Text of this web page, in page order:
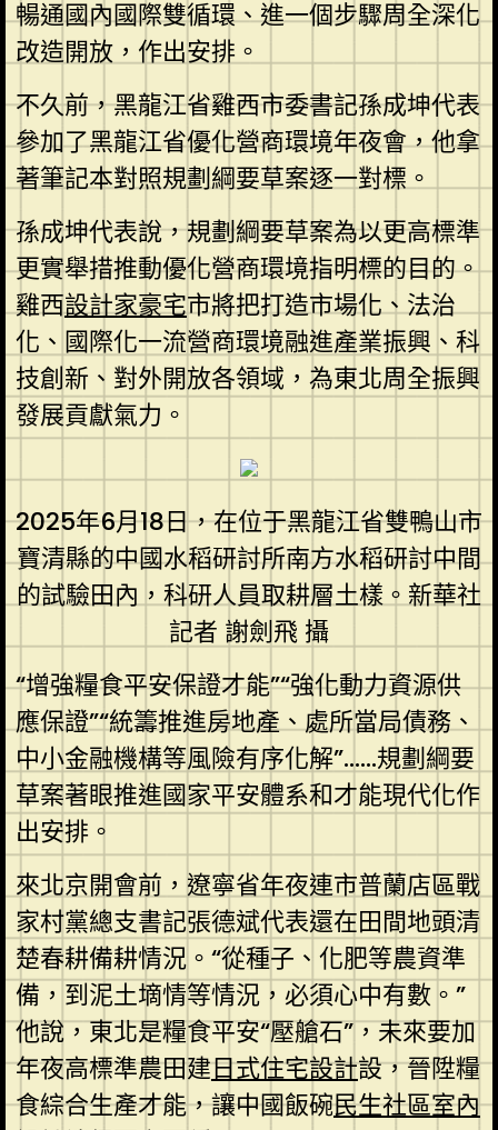
暢通國內國際雙循環、進一個步驟周全深化
改造開放，作出安排。
不久前，黑龍江省雞西市委書記孫成坤代表
參加了黑龍江省優化營商環境年夜會，他拿
著筆記本對照規劃綱要草案逐一對標。
孫成坤代表說，規劃綱要草案為以更高標準
更實舉措推動優化營商環境指明標的目的。
雞西設計家豪宅市將把打造市場化、法治
化、國際化一流營商環境融進產業振興、科
技創新、對外開放各領域，為東北周全振興
發展貢獻氣力。
2025年6月18日，在位于黑龍江省雙鴨山市
寶清縣的中國水稻研討所南方水稻研討中間
的試驗田內，科研人員取耕層土樣。新華社
記者 謝劍飛 攝
“增強糧食平安保證才能”“強化動力資源供
應保證”“統籌推進房地產、處所當局債務、
中小金融機構等風險有序化解”……規劃綱要
草案著眼推進國家平安體系和才能現代化作
出安排。
來北京開會前，遼寧省年夜連市普蘭店區戰
家村黨總支書記張德斌代表還在田間地頭清
楚春耕備耕情況。“從種子、化肥等農資準
備，到泥土墑情等情況，必須心中有數。”
他說，東北是糧食平安“壓艙石”，未來要加
年夜高標準農田建日式住宅設計設，晉陞糧
食綜合生產才能，讓中國飯碗民生社區室內